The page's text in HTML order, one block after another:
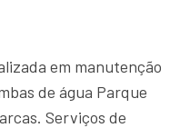
em manutenção
de água Parque
Serviços de